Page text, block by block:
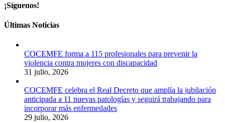
¡Síguenos!
Últimas Noticias
COCEMFE forma a 115 profesionales para prevenir la
violencia contra mujeres con discapacidad
31 julio, 2026
COCEMFE celebra el Real Decreto que amplía la jubilación
anticipada a 11 nuevas patologías y seguirá trabajando para
incorporar más enfermedades
29 julio, 2026